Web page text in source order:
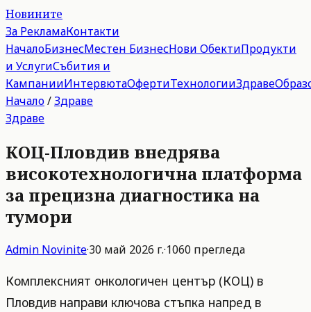
Новините
За РекламаКонтакти
НачалоБизнесМестен БизнесНови ОбектиПродукти
и УслугиСъбития и
КампанииИнтервютаОфертиТехнологииЗдраве
Начало/Здраве
Здраве
КОЦ-Пловдив внедрява
високотехнологична платформа
за прецизна диагностика на
тумори
Admin Novinite·30 май 2026 г.·1060 прегледа
Комплексният онкологичен център (КОЦ) в
Пловдив направи ключова стъпка напред в